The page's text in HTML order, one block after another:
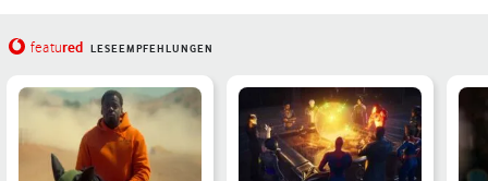
featured LESEEMPFEHLUNGEN